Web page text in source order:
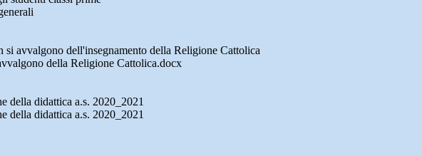
avvalgono dell'insegnamento della Religione Cattolica
della Religione Cattolica.docx
della didattica a.s. 2020_2021
della didattica a.s. 2020_2021